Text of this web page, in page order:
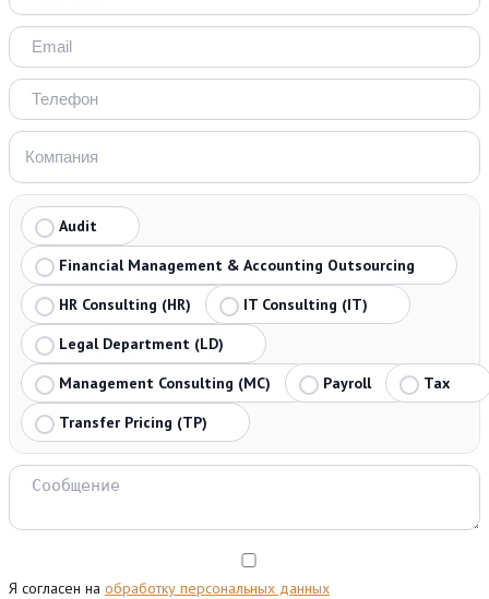
Audit
Financial Management & Accounting Outsourcing
HR Consulting (HR)
IT Consulting (IT)
Legal Department (LD)
Management Consulting (MC)
Payroll
Tax
Transfer Pricing (TP)
Я согласен на обработку персональных данных